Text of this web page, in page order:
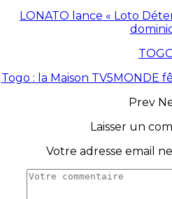
LONATO lance « Loto
Togo : la Maison TV5MONDE
Prev
Laisser un
Votre adresse email